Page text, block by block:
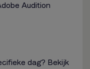
Audition
dag? Bekijk